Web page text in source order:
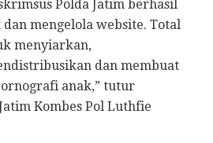
Polda Jatim berhasil
mengelola website. Total
menyiarkan,
dan membuat
anak,” tutur
Kombes Pol Luthfie